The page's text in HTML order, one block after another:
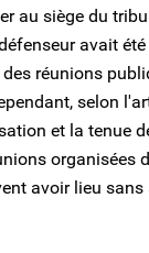
au siège du
avait
réunions
selon
et la tenue
organisées
avoir lieu sans